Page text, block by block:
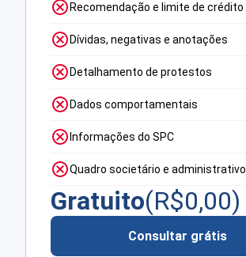
Recomendação e limite de crédito
Dívidas, negativas e anotações
Detalhamento de protestos
Dados comportamentais
Informações do SPC
Quadro societário e administrativo
Gratuito(R$0,00)
Consultar grátis